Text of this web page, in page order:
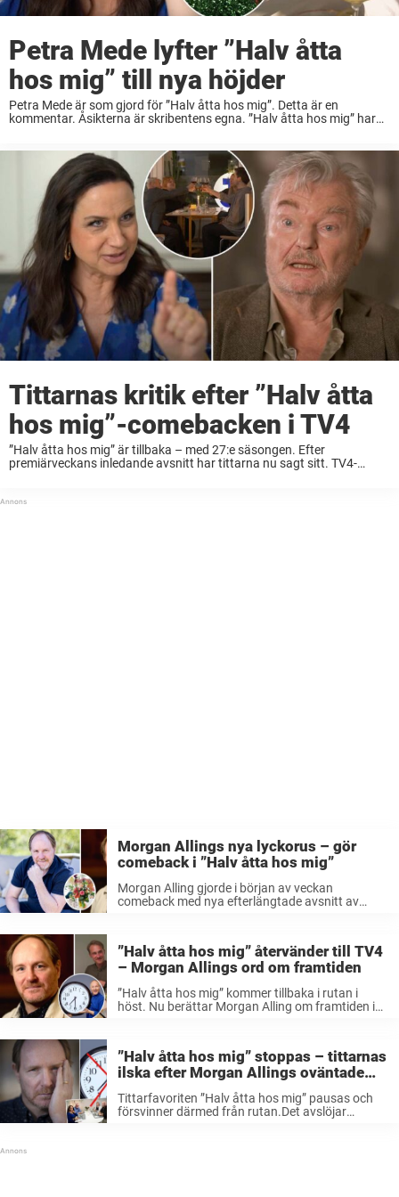
Petra Mede lyfter ”Halv åtta
hos mig” till nya höjder
Petra Mede är som gjord för ”Halv åtta hos mig”. Detta är en
kommentar. Åsikterna är skribentens egna. ”Halv åtta hos mig” har
Tittarnas kritik efter ”Halv åtta
hos mig”-comebacken i TV4
”Halv åtta hos mig” är tillbaka – med 27:e säsongen. Efter
premiärveckans inledande avsnitt har tittarna nu sagt sitt. TV4-
Morgan Allings nya lyckorus – gör
comeback i ”Halv åtta hos mig”
Morgan Alling gjorde i början av veckan
comeback med nya efterlängtade avsnitt av
”Halv åtta hos mig” återvänder till TV4
– Morgan Allings ord om framtiden
”Halv åtta hos mig” kommer tillbaka i rutan i
höst. Nu berättar Morgan Alling om framtiden i
”Halv åtta hos mig” stoppas – tittarnas
ilska efter Morgan Allings oväntade
besked: ”Skandal”
Tittarfavoriten ”Halv åtta hos mig” pausas och
försvinner därmed från rutan.Det avslöjar